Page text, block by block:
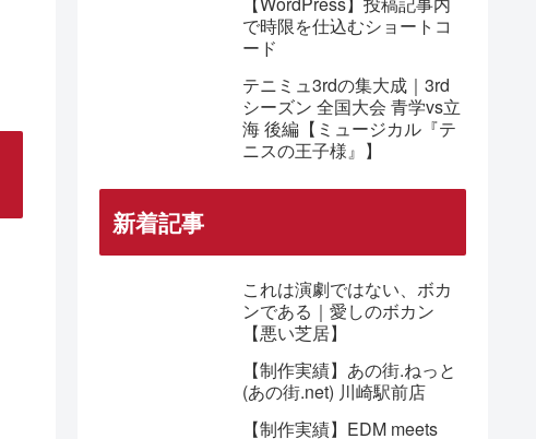
で時限を仕込むショートコ
ード
テニミュ3rdの集大成｜3rd
シーズン 全国大会 青学vs立
海 後編【ミュージカル『テ
ニスの王子様』】
新着記事
これは演劇ではない、ボカ
ンである｜愛しのボカン
【悪い芝居】
【制作実績】あの街.ねっと
(あの街.net) 川崎駅前店
【制作実績】EDM meets